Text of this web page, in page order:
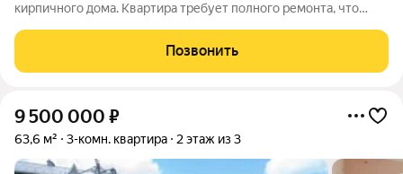
кирпичного дома. Квартира требует полного ремонта, что
изолированы, смотрят на разные стороны дома, имеется
балкон и 2 кладовки, которые можно
Позвонить
9 500 000 ₽
63,6 м² 3-комн. квартира 2 этаж из 3